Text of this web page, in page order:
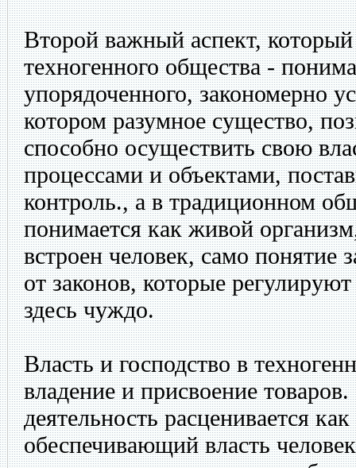
Второй важный аспект, который
техногенного общества -
упорядоченного, закономерно
котором разумное существо,
способно осуществить свою
процессами и объектами,
контроль., а в традиционном
понимается как живой
встроен человек, само понятие
от законов, которые
здесь чуждо.
Власть и господство в
владение и присвоение
деятельность расценивается
обеспечивающий власть